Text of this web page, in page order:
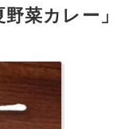
菜カレー」